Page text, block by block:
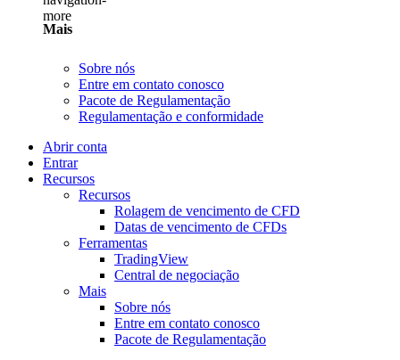
Mais
Sobre nós
Entre em contato conosco
Pacote de Regulamentação
Regulamentação e conformidade
Abrir conta
Entrar
Recursos
Recursos
Rolagem de vencimento de CFD
Datas de vencimento de CFDs
Ferramentas
TradingView
Central de negociação
Mais
Sobre nós
Entre em contato conosco
Pacote de Regulamentação